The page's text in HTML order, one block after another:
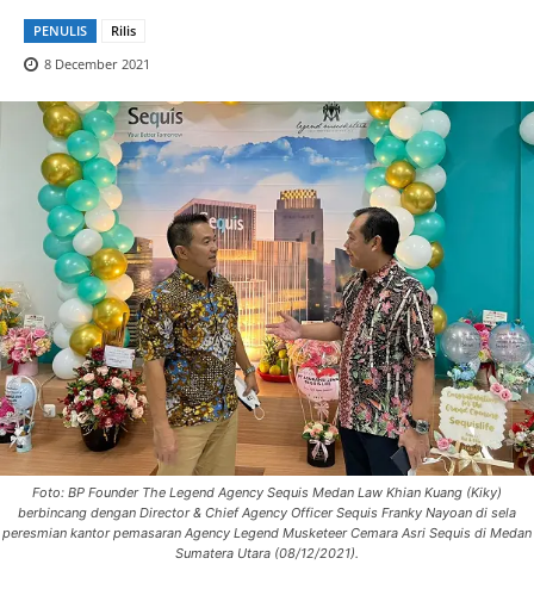
PENULIS
Rilis
8 December 2021
Foto: BP Founder The Legend Agency Sequis Medan Law Khian Kuang (Kiky)
berbincang dengan Director & Chief Agency Officer Sequis Franky Nayoan di sela
peresmian kantor pemasaran Agency Legend Musketeer Cemara Asri Sequis di Medan
Sumatera Utara (08/12/2021).